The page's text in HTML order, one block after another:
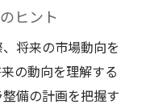
最大限に活用す
を知る
ヒント
将来の市場動向を
の動向を理解する
備の計画を把握す